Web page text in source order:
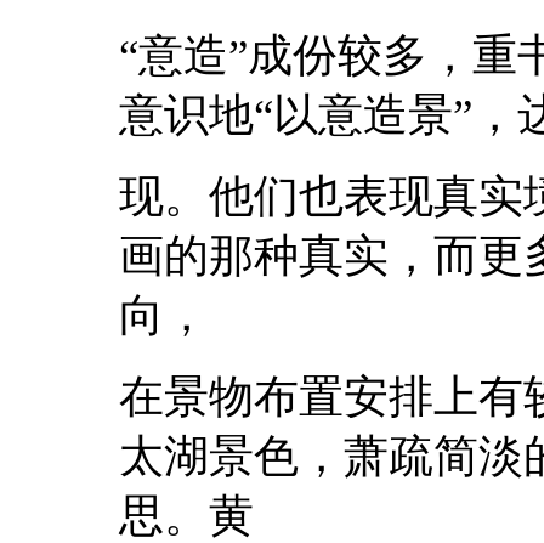
“意造”成份较多，重
意识地“以意造景”，
现。他们也表现真实
画的那种真实，而更
向，
在景物布置安排上有
太湖景色，萧疏简淡
思。黄